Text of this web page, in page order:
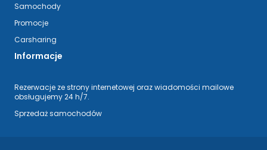
Samochody
Promocje
Carsharing
Informacje
Rezerwacje ze strony internetowej oraz wiadomości mailowe
obsługujemy 24 h/7.
Sprzedaż samochodów